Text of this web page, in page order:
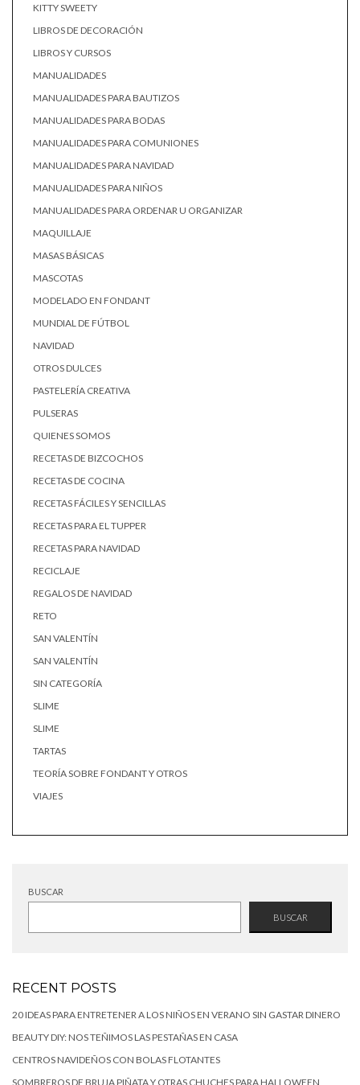
KITTY SWEETY
LIBROS DE DECORACIÓN
LIBROS Y CURSOS
MANUALIDADES
MANUALIDADES PARA BAUTIZOS
MANUALIDADES PARA BODAS
MANUALIDADES PARA COMUNIONES
MANUALIDADES PARA NAVIDAD
MANUALIDADES PARA NIÑOS
MANUALIDADES PARA ORDENAR U ORGANIZAR
MAQUILLAJE
MASAS BÁSICAS
MASCOTAS
MODELADO EN FONDANT
MUNDIAL DE FÚTBOL
NAVIDAD
OTROS DULCES
PASTELERÍA CREATIVA
PULSERAS
QUIENES SOMOS
RECETAS DE BIZCOCHOS
RECETAS DE COCINA
RECETAS FÁCILES Y SENCILLAS
RECETAS PARA EL TUPPER
RECETAS PARA NAVIDAD
RECICLAJE
REGALOS DE NAVIDAD
RETO
SAN VALENTÍN
SAN VALENTÍN
SIN CATEGORÍA
SLIME
SLIME
TARTAS
TEORÍA SOBRE FONDANT Y OTROS
VIAJES
BUSCAR
BUSCAR
RECENT POSTS
20 IDEAS PARA ENTRETENER A LOS NIÑOS EN VERANO SIN GASTAR DINERO
BEAUTY DIY: NOS TEÑIMOS LAS PESTAÑAS EN CASA
CENTROS NAVIDEÑOS CON BOLAS FLOTANTES
SOMBREROS DE BRUJA PIÑATA Y OTRAS CHUCHES PARA HALLOWEEN